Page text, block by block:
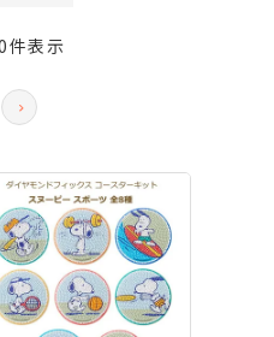
順
順
件表示